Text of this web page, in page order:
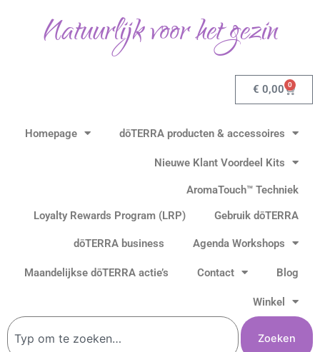
Natuurlijk voor het gezin
€ 0,00 0
Homepage dōTERRA producten & accessoires
Nieuwe Klant Voordeel Kits
AromaTouch™ Techniek
Loyalty Rewards Program (LRP)
Gebruik dōTERRA
dōTERRA business Agenda Workshops
Maandelijkse dōTERRA actie’s Contact Blog
Winkel
Zoeken
Zoeken